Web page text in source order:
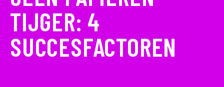
TIJGER: 4
SUCCESFACTOREN